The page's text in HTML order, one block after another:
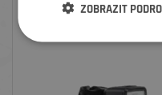
ZOBRAZIT